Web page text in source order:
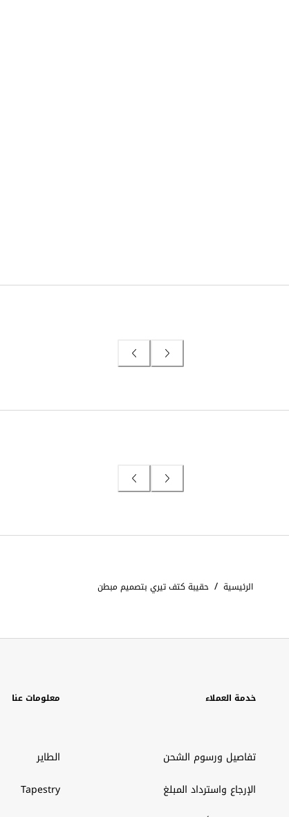
الرئيسية / حقيبة كتف تيري بتصميم مبطن
خدمة العملاء
تفاصيل ورسوم الشحن
الإرجاع واسترداد المبلغ
معلومات عنا
الطاير
Tapestry